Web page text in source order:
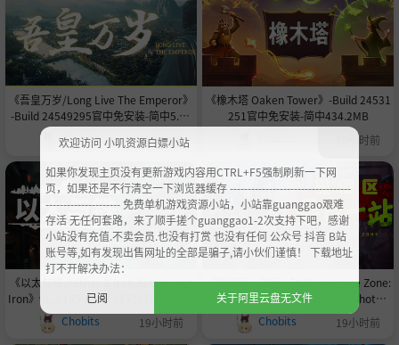
《吾皇万岁/Long Live The Emperor》
-Build 24549295官中免安装-简中5.4G
B
Chobits 19小时前
《橡木塔 Oaken Tower》-Build 24531
251官中免安装-简中434.2MB
19小时前
《以太与铁/Aether & Iron/Aether and
Iron》v1.2.105-Build 24529157官中免
安装-简中|支持键盘.鼠标.手柄|容量10.3
GB
Chobits 19小时前
《检疫区：最后一站 Quarantine Zone:
The Last Check》v1.1.13.2018 hotfix-
Build 24532489官中免安装-简中12.4G
B
Chobits 19小时前
欢迎访问 小叽资源白嫖小站
如果你发现主页没有更新游戏内容用CTRL+F5强制刷新一下网
页，如果还是不行清空一下浏览器缓存 ----------------------------------
--------------------- 免费单机游戏资源小站，小站靠guanggao艰难
存活 无任何套路，来了顺手搓个guanggao1-2次支持下吧，感谢
小站没有充值.不卖会员.也没有打赏 也没有任何 公众号 抖音 B站
账号等,如有发现出售网址的全部是骗子,请小伙们谨慎！ 下载地址
打不开解决办法：
已阅
关于阿里云盘无文件